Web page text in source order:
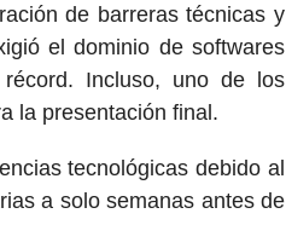
de barreras técnicas y
el dominio de softwares
Incluso, uno de los
la presentación final.
tecnológicas debido al
a solo semanas antes de